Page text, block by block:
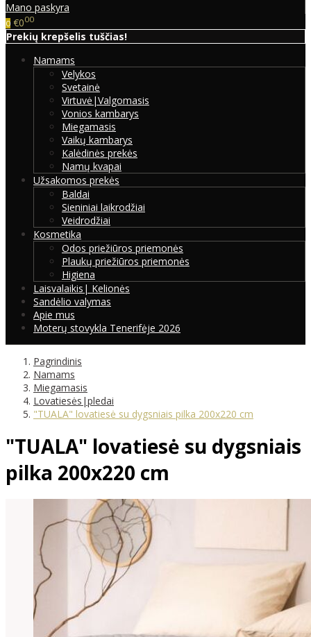
Mano paskyra
0 €000
Prekių krepšelis tuščias!
Namams
Velykos
Svetainė
Virtuvė|Valgomasis
Vonios kambarys
Miegamasis
Vaikų kambarys
Kalėdinės prekės
Namų kvapai
Užsakomos prekės
Baldai
Sieniniai laikrodžiai
Veidrodžiai
Kosmetika
Odos priežiūros priemonės
Plaukų priežiūros priemonės
Higiena
Laisvalaikis| Kelionės
Sandėlio valymas
Apie mus
Moterų stovykla Tenerifėje 2026
Pagrindinis
Namams
Miegamasis
Lovatiesės|pledai
"TUALA" lovatiesė su dygsniais pilka 200x220 cm
"TUALA" lovatiesė su dygsniais
pilka 200x220 cm